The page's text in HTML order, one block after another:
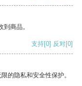
商品。
支持[0] 反对[0]
的隐私和安全性保护。